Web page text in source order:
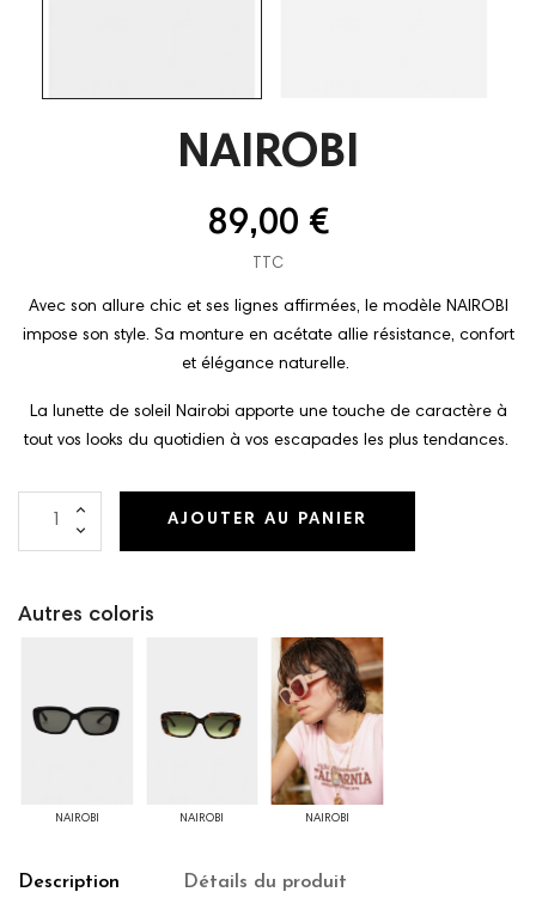
NAIROBI
89,00 €
TTC
Avec son allure chic et ses lignes affirmées, le modèle NAIROBI
impose son style. Sa monture en acétate allie résistance, confort
et élégance naturelle.
La lunette de soleil Nairobi apporte une touche de caractère à
tout vos looks du quotidien à vos escapades les plus tendances.
AJOUTER AU PANIER
Autres coloris
NAIROBI NAIROBI NAIROBI
Description Détails du produit